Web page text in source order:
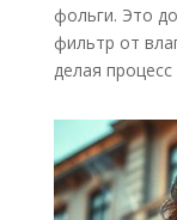
фольги. Это
фильтр от
делая